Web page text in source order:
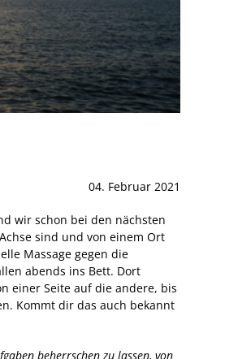
04. Februar 2021
wir schon bei den nächsten
sind und von einem Ort
Massage gegen die
abends ins Bett. Dort
einer Seite auf die andere, bis
Kommt dir das auch bekannt
beherrschen zu lassen, von